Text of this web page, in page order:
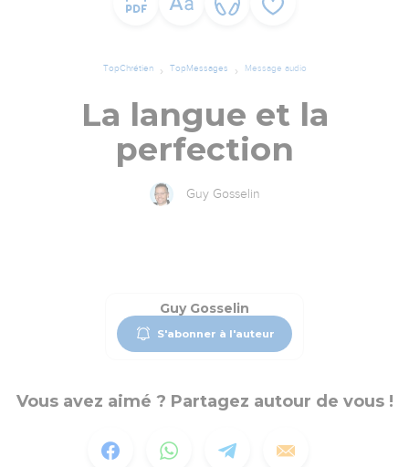
TopChrétien TopMessages Message audio
La langue et la
perfection
Guy Gosselin
Guy Gosselin
S'abonner à l'auteur
Vous avez aimé ? Partagez autour de vous !